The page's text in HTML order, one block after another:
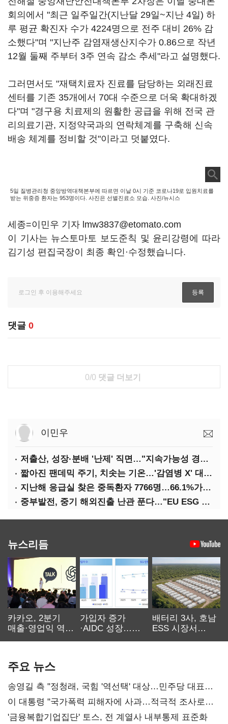
회의에서 "최근 일주일간(지난달 29일~지난 4일) 하
루 평균 확진자 수가 4224명으로 전주 대비 26% 감
소했다"며 "지난주 감염재생산지수가 0.86으로 작년
12월 둘째 주부터 3주 연속 감소 추세"라고 설명했다.
그러면서도 "재택치료자 진료를 담당하는 외래진료
센터를 기존 35개에서 70대 수준으로 더욱 확대하겠
다"며 "경구용 치료제의 원활한 공급을 위해 전국 관
리의료기관, 지정약국과의 연락체계를 구축해 신속
배송 체계를 정비할 것"이라고 덧붙였다.
5일 질병관리청 중앙방역대책본부에 따르면 이날 0시 기준 코로나19로 입원치료를
받는 위중증 환자는 953명이다. 사진은 선별진료소 모습. 사진/뉴시스
세종=이민우 기자 lmw3837@etomato.com
이 기사는 뉴스토마토 보도준칙 및 윤리강령에 따라
김기성 편집국장이 최종 확인·수정했습니다.
댓글 0
0/0 댓글 더보기
이민우
저출산, 성장·분배 '난제' 직면…"지속가능성 경고등"
짧아진 팬데믹 주기, 치솟는 기온…'감염병 X' 대비해야
지난해 응급실 찾은 중독환자 7766명…66.1%가 '의도적 중독'
중부발전, 중기 해외진출 난관 푼다…"EU ESG 실사 공동 대응"
뉴스리듬
카카오, 2분기
매출·영업익 역대
가입자 증가
·AIDC 성장…
배터리 3사, 호남
ESS 시장서
주요 뉴스
송영길 측 "정청래, 국힘 '역선택' 대상…민주당 대표로
총선 지휘 못해"
이 대통령 "국가폭력 피해자에 사과…적극적 조사로
진실 밝혀야"
'금융복합기업집단' 토스, 전 계열사 내부통제 표준화